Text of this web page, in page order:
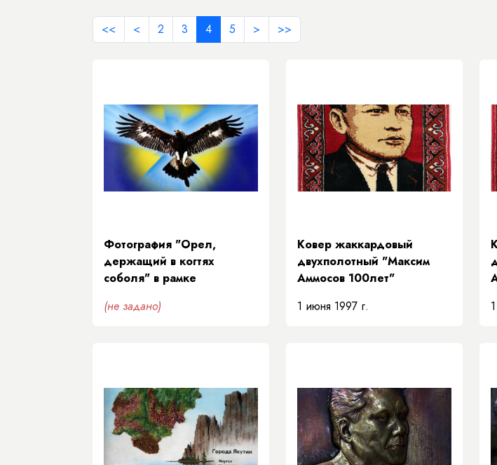
<< < 2 3 4 5 > >>
Фотография "Орел,
держащий в когтях
соболя" в рамке
(не задано)
Ковер жаккардовый
двухполотный "Максим
Аммосов 100лет"
1 июня 1997 г.